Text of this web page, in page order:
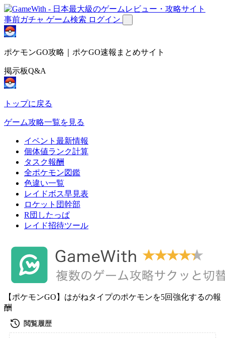
事前ガチャ ゲーム検索 ログイン
ポケモンGO攻略｜ポケGO速報まとめサイト
掲示板Q&A
トップに戻る
ゲーム攻略一覧を見る
イベント最新情報
個体値ランク計算
タスク報酬
全ポケモン図鑑
色違い一覧
レイドボス早見表
ロケット団幹部
R団したっぱ
レイド招待ツール
【ポケモンGO】はがねタイプのポケモンを5回強化するの報
酬